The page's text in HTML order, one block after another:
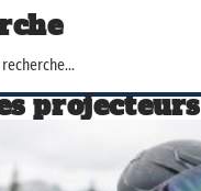
projecteurs